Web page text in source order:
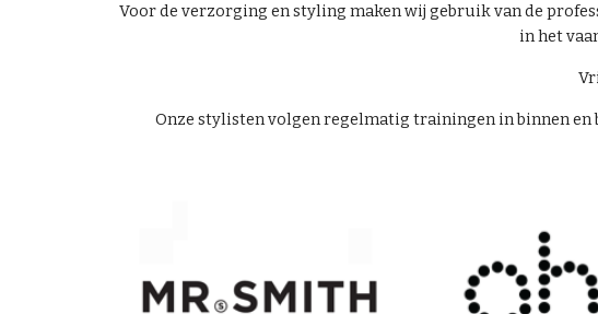
Voor de verzorging en styling maken wij gebruik van de
in het
Onze stylisten volgen regelmatig trainingen in binnen en